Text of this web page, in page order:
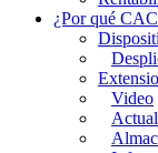
¿Por qué
Video